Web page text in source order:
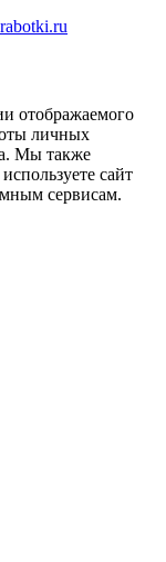
отображаемого
личных
Мы также
сайт
сервисам.